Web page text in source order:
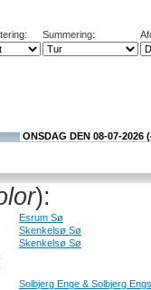
Summering:
ONSDAG DEN 08-07-2026 (
):
Esrum Sø
Skenkelsø Sø
Skenkelsø Sø
Solbjerg Enge & Solbjerg